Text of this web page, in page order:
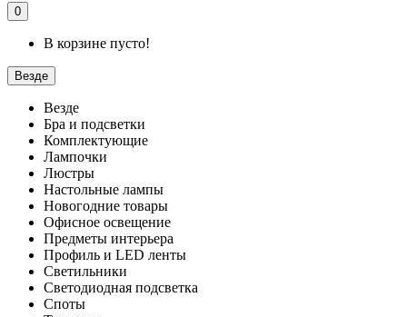
0
В корзине пусто!
Везде
Везде
Бра и подсветки
Комплектующие
Лампочки
Люстры
Настольные лампы
Новогодние товары
Офисное освещение
Предметы интерьера
Профиль и LED ленты
Светильники
Светодиодная подсветка
Споты